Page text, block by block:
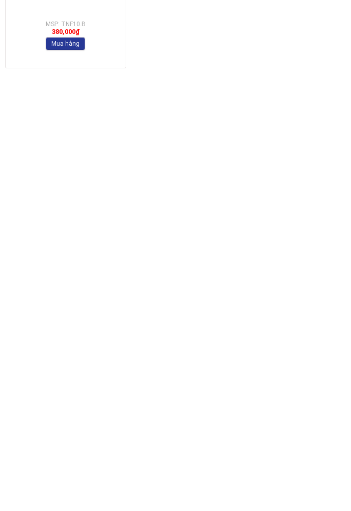
MSP: TNF10.B
380,000₫
Mua hàng